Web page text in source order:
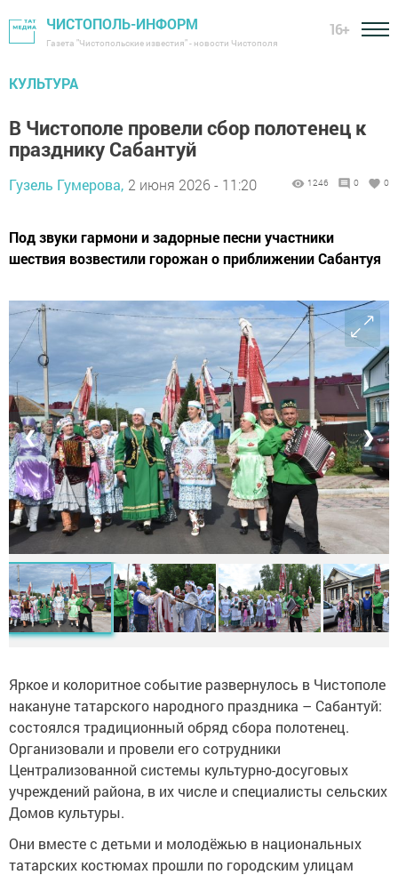
ЧИСТОПОЛЬ-ИНФОРМ
Газета "Чистопольские известия" - новости Чистополя
16+
КУЛЬТУРА
В Чистополе провели сбор полотенец к
празднику Сабантуй
Гузель Гумерова, 2 июня 2026 - 11:20 1246 0 0
Под звуки гармони и задорные песни участники
шествия возвестили горожан о приближении Сабантуя
❮ ❯
Яркое и колоритное событие развернулось в Чистополе
накануне татарского народного праздника – Сабантуй:
состоялся традиционный обряд сбора полотенец.
Организовали и провели его сотрудники
Централизованной системы культурно-досуговых
учреждений района, в их числе и специалисты сельских
Домов культуры.
Они вместе с детьми и молодёжью в национальных
татарских костюмах прошли по городским улицам